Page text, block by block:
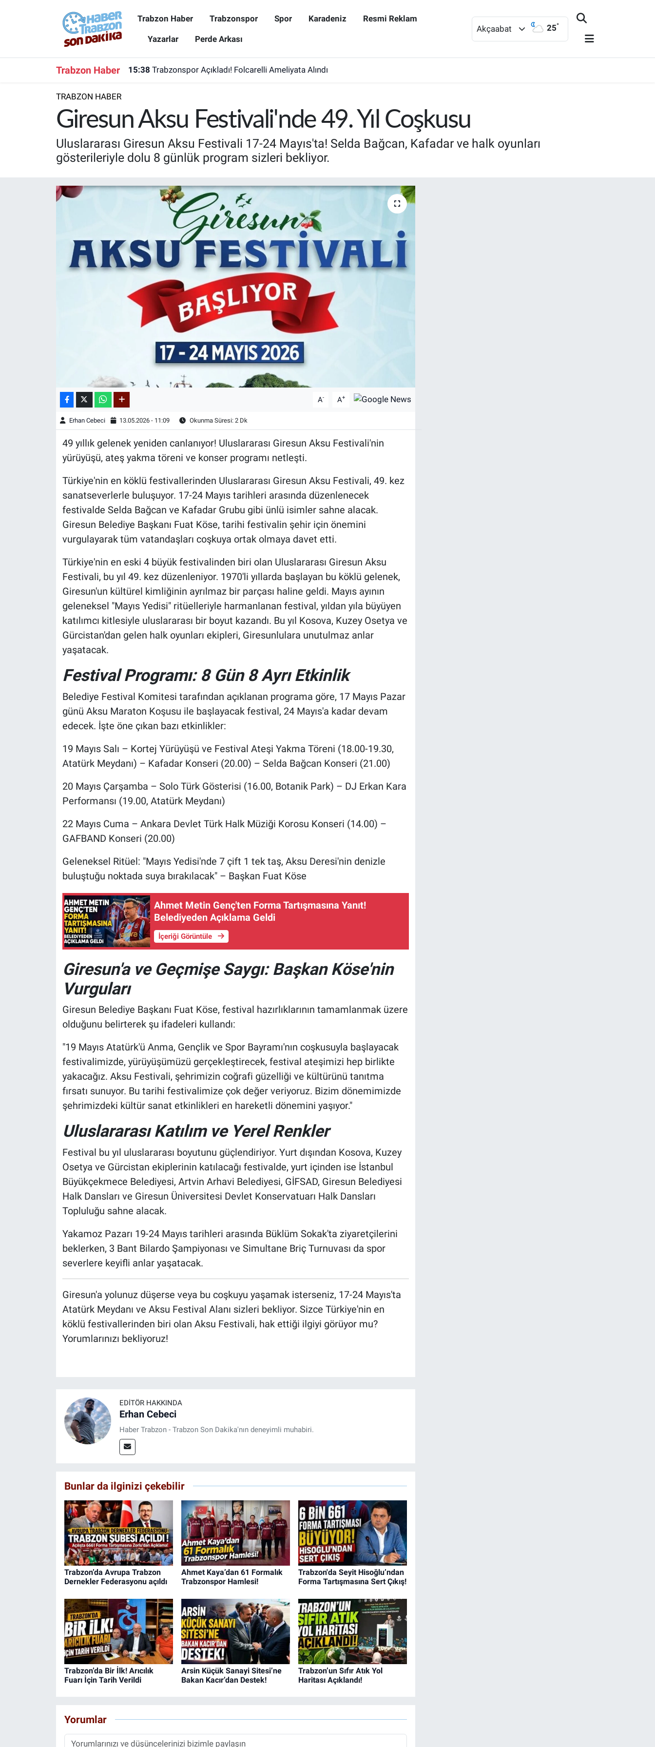
Trabzon Haber Trabzonspor Spor Karadeniz Resmi Reklam
Yazarlar Perde Arkası
Akçaabat 25°
Trabzon Haber 15:38 Trabzonspor Açıkladı! Folcarelli Ameliyata Alındı
TRABZON HABER
Giresun Aksu Festivali'nde 49. Yıl Coşkusu
Uluslararası Giresun Aksu Festivali 17-24 Mayıs'ta! Selda Bağcan, Kafadar ve halk oyunları
gösterileriyle dolu 8 günlük program sizleri bekliyor.
A- A+
Erhan Cebeci 13.05.2026 - 11:09 Okunma Süresi: 2 Dk
49 yıllık gelenek yeniden canlanıyor! Uluslararası Giresun Aksu Festivali'nin
yürüyüşü, ateş yakma töreni ve konser programı netleşti.
Türkiye'nin en köklü festivallerinden Uluslararası Giresun Aksu Festivali, 49. kez
sanatseverlerle buluşuyor. 17-24 Mayıs tarihleri arasında düzenlenecek
festivalde Selda Bağcan ve Kafadar Grubu gibi ünlü isimler sahne alacak.
Giresun Belediye Başkanı Fuat Köse, tarihi festivalin şehir için önemini
vurgulayarak tüm vatandaşları coşkuya ortak olmaya davet etti.
Türkiye'nin en eski 4 büyük festivalinden biri olan Uluslararası Giresun Aksu
Festivali, bu yıl 49. kez düzenleniyor. 1970'li yıllarda başlayan bu köklü gelenek,
Giresun'un kültürel kimliğinin ayrılmaz bir parçası haline geldi. Mayıs ayının
geleneksel "Mayıs Yedisi" ritüelleriyle harmanlanan festival, yıldan yıla büyüyen
katılımcı kitlesiyle uluslararası bir boyut kazandı. Bu yıl Kosova, Kuzey Osetya ve
Gürcistan'dan gelen halk oyunları ekipleri, Giresunlulara unutulmaz anlar
yaşatacak.
Festival Programı: 8 Gün 8 Ayrı Etkinlik
Belediye Festival Komitesi tarafından açıklanan programa göre, 17 Mayıs Pazar
günü Aksu Maraton Koşusu ile başlayacak festival, 24 Mayıs'a kadar devam
edecek. İşte öne çıkan bazı etkinlikler:
19 Mayıs Salı – Kortej Yürüyüşü ve Festival Ateşi Yakma Töreni (18.00-19.30,
Atatürk Meydanı) – Kafadar Konseri (20.00) – Selda Bağcan Konseri (21.00)
20 Mayıs Çarşamba – Solo Türk Gösterisi (16.00, Botanik Park) – DJ Erkan Kara
Performansı (19.00, Atatürk Meydanı)
22 Mayıs Cuma – Ankara Devlet Türk Halk Müziği Korosu Konseri (14.00) –
GAFBAND Konseri (20.00)
Geleneksel Ritüel: "Mayıs Yedisi'nde 7 çift 1 tek taş, Aksu Deresi'nin denizle
buluştuğu noktada suya bırakılacak" – Başkan Fuat Köse
Ahmet Metin Genç'ten Forma Tartışmasına Yanıt!
Belediyeden Açıklama Geldi
İçeriği Görüntüle
Giresun'a ve Geçmişe Saygı: Başkan Köse'nin
Vurguları
Giresun Belediye Başkanı Fuat Köse, festival hazırlıklarının tamamlanmak üzere
olduğunu belirterek şu ifadeleri kullandı:
"19 Mayıs Atatürk'ü Anma, Gençlik ve Spor Bayramı'nın coşkusuyla başlayacak
festivalimizde, yürüyüşümüzü gerçekleştirecek, festival ateşimizi hep birlikte
yakacağız. Aksu Festivali, şehrimizin coğrafi güzelliği ve kültürünü tanıtma
fırsatı sunuyor. Bu tarihi festivalimize çok değer veriyoruz. Bizim dönemimizde
şehrimizdeki kültür sanat etkinlikleri en hareketli dönemini yaşıyor."
Uluslararası Katılım ve Yerel Renkler
Festival bu yıl uluslararası boyutunu güçlendiriyor. Yurt dışından Kosova, Kuzey
Osetya ve Gürcistan ekiplerinin katılacağı festivalde, yurt içinden ise İstanbul
Büyükçekmece Belediyesi, Artvin Arhavi Belediyesi, GİFSAD, Giresun Belediyesi
Halk Dansları ve Giresun Üniversitesi Devlet Konservatuarı Halk Dansları
Topluluğu sahne alacak.
Yakamoz Pazarı 19-24 Mayıs tarihleri arasında Büklüm Sokak'ta ziyaretçilerini
beklerken, 3 Bant Bilardo Şampiyonası ve Simultane Briç Turnuvası da spor
severlere keyifli anlar yaşatacak.
Giresun'a yolunuz düşerse veya bu coşkuyu yaşamak isterseniz, 17-24 Mayıs'ta
Atatürk Meydanı ve Aksu Festival Alanı sizleri bekliyor. Sizce Türkiye'nin en
köklü festivallerinden biri olan Aksu Festivali, hak ettiği ilgiyi görüyor mu?
Yorumlarınızı bekliyoruz!
EDITÖR HAKKINDA
Erhan Cebeci
Haber Trabzon - Trabzon Son Dakika'nın deneyimli muhabiri.
Bunlar da ilginizi çekebilir
Trabzon’da Avrupa Trabzon
Dernekler Federasyonu açıldı
Ahmet Kaya’dan 61 Formalık
Trabzonspor Hamlesi!
Trabzon'da Seyit Hisoğlu’ndan
Forma Tartışmasına Sert Çıkış!
Trabzon’da Bir İlk! Arıcılık
Fuarı İçin Tarih Verildi
Arsin Küçük Sanayi Sitesi’ne
Bakan Kacır’dan Destek!
Trabzon’un Sıfır Atık Yol
Haritası Açıklandı!
Yorumlar
Trabzon Haber
Karadeniz
Resmi Reklam
Yazarlar
Perde Arkası
Trabzon Nöbetçi Eczaneler
Trabzon Trafik Yoğunluk Haritası
Süper Lig Puan Durumu ve Fikstür
Tüm Manşetler
Son Dakika Haberleri